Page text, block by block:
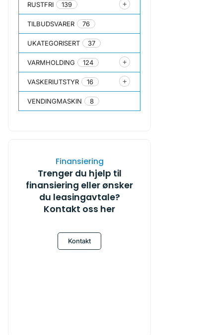
RUSTFRI 139
TILBUDSVARER 76
UKATEGORISERT 37
VARMHOLDING 124
VASKERIUTSTYR 16
VENDINGMASKIN 8
Finansiering
Trenger du hjelp til
finansiering eller ønsker
du leasingavtale?
Kontakt oss her
Kontakt